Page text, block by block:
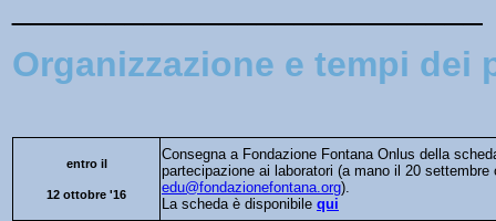
Organizzazione e tempi dei
entro il
12 ottobre '16
Consegna a Fondazione Fontana Onlus della
partecipazione ai laboratori (a mano il 20
edu@fondazionefontana.org).
La scheda è disponibile qui